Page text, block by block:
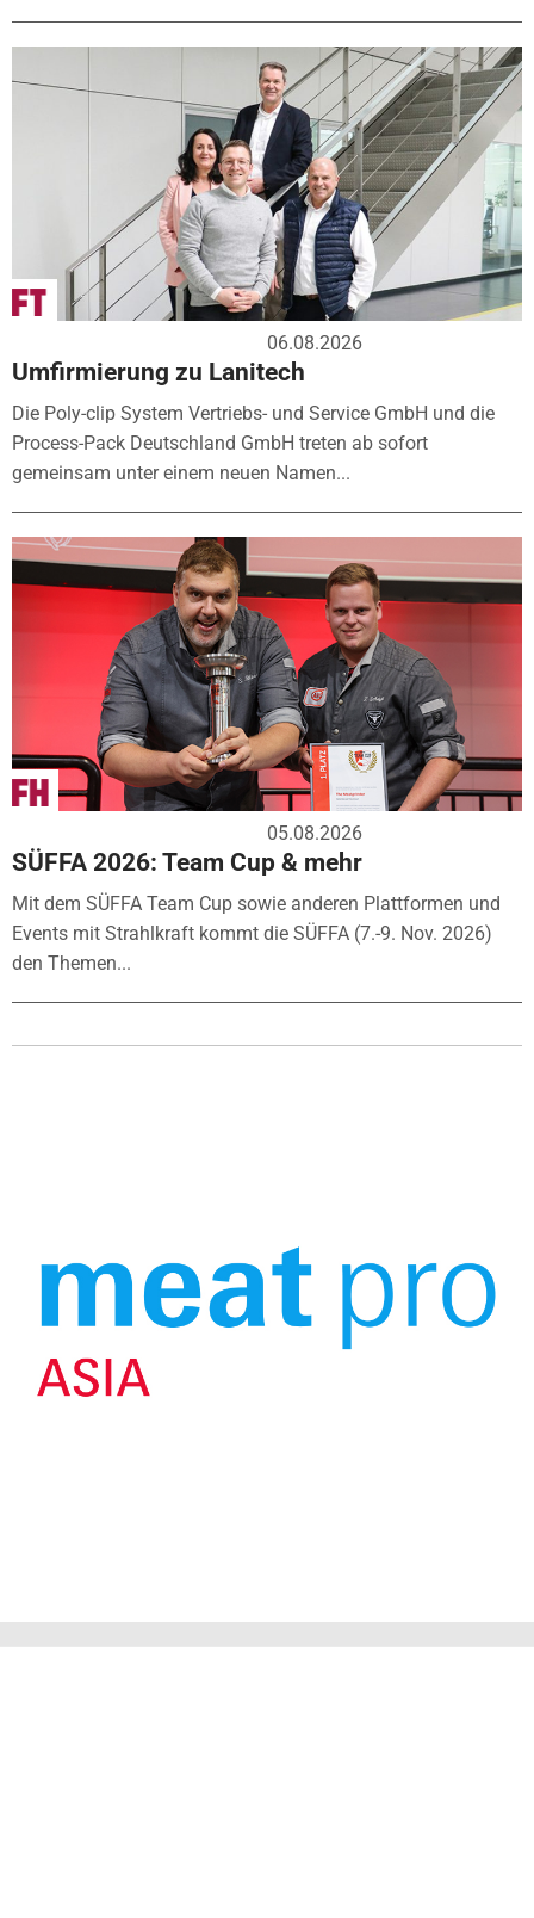
06.08.2026
Umfirmierung zu Lanitech
Die Poly-clip System Vertriebs- und Service GmbH und die
Process-Pack Deutschland GmbH treten ab sofort
gemeinsam unter einem neuen Namen...
05.08.2026
SÜFFA 2026: Team Cup & mehr
Mit dem SÜFFA Team Cup sowie anderen Plattformen und
Events mit Strahlkraft kommt die SÜFFA (7.-9. Nov. 2026)
den Themen...